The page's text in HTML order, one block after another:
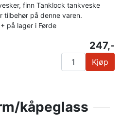
finn Tanklock tankveske
tilbehør på denne varen.
på lager i Førde
247,-
Kjøp
kåpeglass